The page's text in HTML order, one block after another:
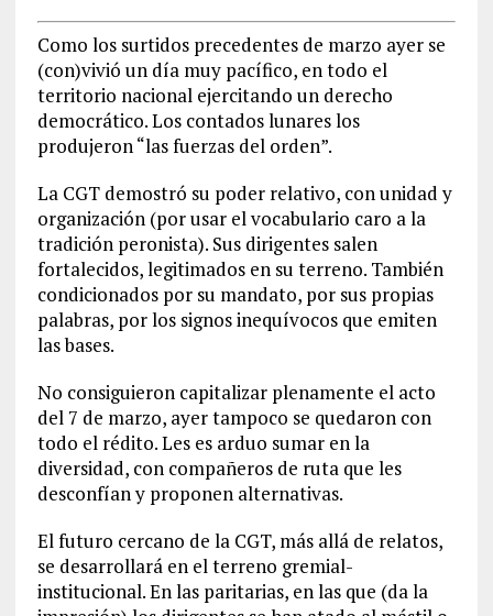
Como los surtidos precedentes de marzo ayer se
(con)vivió un día muy pacífico, en todo el
territorio nacional ejercitando un derecho
democrático. Los contados lunares los
produjeron “las fuerzas del orden”.
La CGT demostró su poder relativo, con unidad y
organización (por usar el vocabulario caro a la
tradición peronista). Sus dirigentes salen
fortalecidos, legitimados en su terreno. También
condicionados por su mandato, por sus propias
palabras, por los signos inequívocos que emiten
las bases.
No consiguieron capitalizar plenamente el acto
del 7 de marzo, ayer tampoco se quedaron con
todo el rédito. Les es arduo sumar en la
diversidad, con compañeros de ruta que les
desconfían y proponen alternativas.
El futuro cercano de la CGT, más allá de relatos,
se desarrollará en el terreno gremial-
institucional. En las paritarias, en las que (da la